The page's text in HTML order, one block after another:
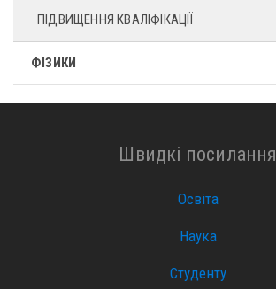
ПІДВИЩЕННЯ КВАЛІФІКАЦІЇ
ФІЗИКИ
Швидкі посилання
Освіта
Наука
Студенту